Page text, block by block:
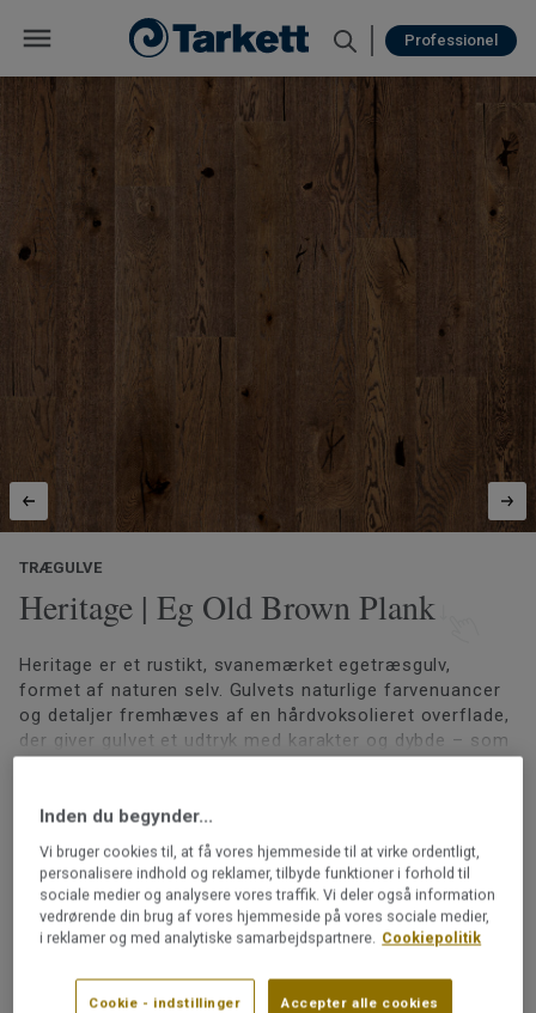
Professionel
TRÆGULVE
Heritage | Eg Old Brown Plank
Heritage er et rustikt, svanemærket egetræsgulv,
formet af naturen selv. Gulvets naturlige farvenuancer
og detaljer fremhæves af en hårdvoksolieret overflade,
der giver gulvet et udtryk med karakter og dybde – som
håndspartlede knaståbninger og revner, hvoraf nogle
bevidst ikke er fuldt spartlede. Heritage fås i flere
farver, alle med en dybt børstet overflade.
Svanemærket
PEFC certificeret (PEFC / 05-35-125)
Henvisning tilGrading Book
Lægges med 2-lock-kliksystemet
Kan slibes
Inden du begynder...
Vi bruger cookies til, at få vores hjemmeside til at virke ordentligt,
personalisere indhold og reklamer, tilbyde funktioner i forhold til
sociale medier og analysere vores traffik. Vi deler også information
vedrørende din brug af vores hjemmeside på vores sociale medier,
i reklamer og med analytiske samarbejdspartnere. Cookiepolitik
Cookie - indstillinger Accepter alle cookies